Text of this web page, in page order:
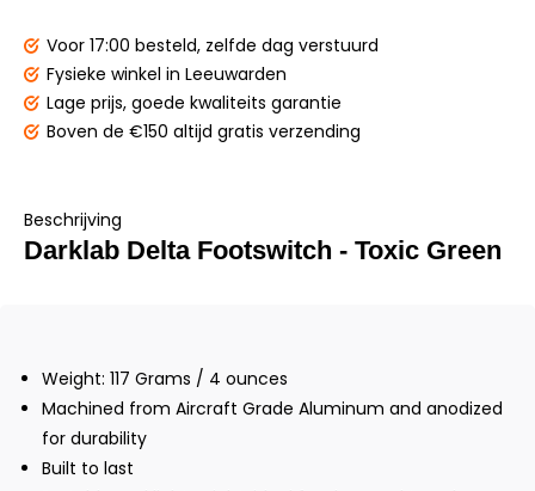
Voor 17:00 besteld, zelfde dag verstuurd
Fysieke winkel in Leeuwarden
Lage prijs, goede kwaliteits garantie
Boven de €150 altijd gratis verzending
Beschrijving
Darklab Delta Footswitch - Toxic Green
Weight: 117 Grams / 4 ounces
Machined from Aircraft Grade Aluminum and anodized
for durability
Built to last